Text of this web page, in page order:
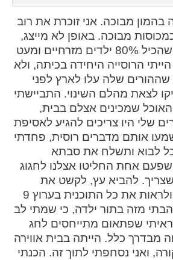
מבוכה. אני זוכרת את רוב
מבוכה. באופן לא מייצג,
למדתי בבית ספר שהכיל 80% ילדים מזרחיים ומעט
הרוסייה היחידה בכיתה, ולא
שלה עלו לארץ לפני
לצאת מהלם השינוי. התביישתי
שמכינים אצלם בבית,
שלי היו צריכים להגיע לאסיפת
אותם מדברים רוסית, פחדתי
לבוא ותשלח את סבתא
שפעם אחת החליטו אצלנו לחגוג
שצריך. להביא עץ, לקשט את
הבית, להכין אוכל ולראות את כל התוכנית בערוץ 9
מזה בתור ילדה, כי שמתי לב
שפתאום מתייחסים לחג
מבדרך כלל. הייתה בבית אווירה
ואני נסחפתי לתוך זה. הכנתי